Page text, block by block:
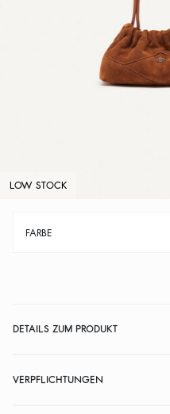
LOW STOCK
FARBE
DETAILS ZUM PRODUKT
VERPFLICHTUNGEN